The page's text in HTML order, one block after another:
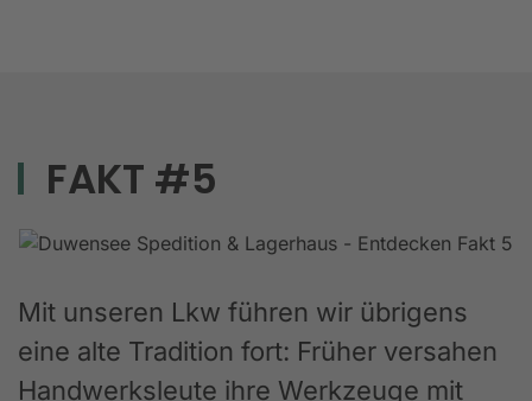
FAKT #5
Mit unseren Lkw führen wir übrigens
eine alte Tradition fort: Früher versahen
Handwerksleute ihre Werkzeuge mit